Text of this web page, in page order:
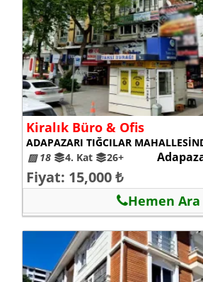
Kiralık Büro & Ofis
ADAPAZARI TIĞCILAR
▨ 18
4. Kat 26+
Fiyat: 15,000 ₺
Hemen Ara